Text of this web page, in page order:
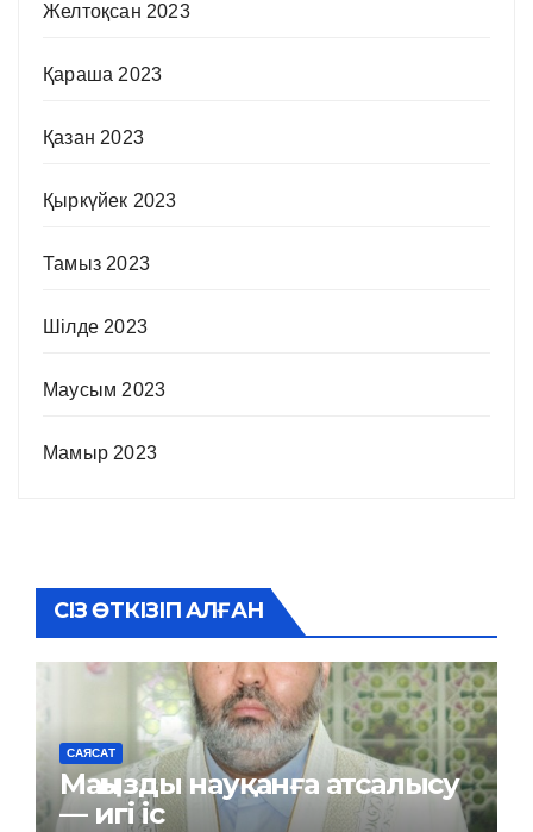
Желтоқсан 2023
Қараша 2023
Қазан 2023
Қыркүйек 2023
Тамыз 2023
Шілде 2023
Маусым 2023
Мамыр 2023
СІЗ ӨТКІЗІП АЛҒАН
САЯСАТ
Маңызды науқанға атсалысу
— игі іс